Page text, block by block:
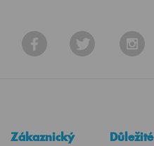
Zákaznický
Důležité